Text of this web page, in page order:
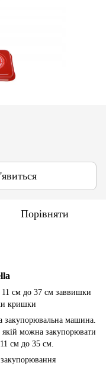
Порівняти
11 см до 37 см заввишки
кришки
закупорювальна машина.
можна закупорювати
см до 35 см.